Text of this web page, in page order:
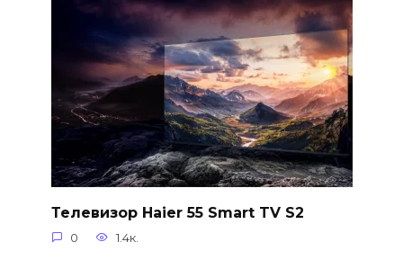
Телевизор Haier 55 Smart TV S2
0 1.4к.